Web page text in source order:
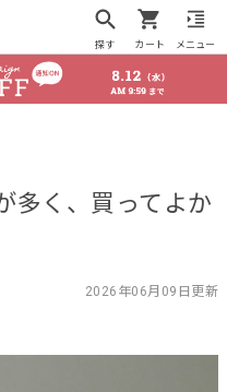
探す カート メニュー
多く、買ってよか
2026年06月09日更新